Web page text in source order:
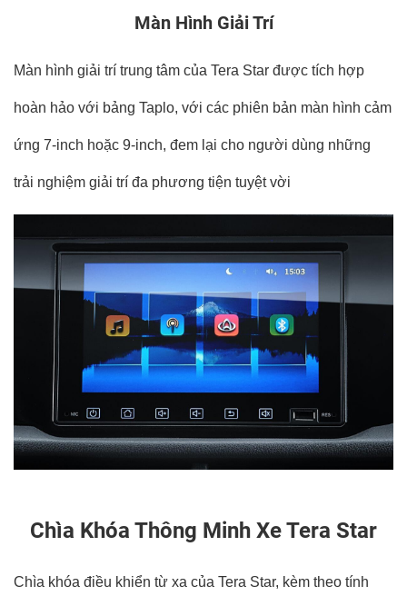
Màn Hình Giải Trí
Màn hình giải trí trung tâm của Tera Star được tích hợp
hoàn hảo với bảng Taplo, với các phiên bản màn hình cảm
ứng 7-inch hoặc 9-inch, đem lại cho người dùng những
trải nghiệm giải trí đa phương tiện tuyệt vời
Chìa Khóa Thông Minh Xe Tera Star
Chìa khóa điều khiển từ xa của Tera Star, kèm theo tính